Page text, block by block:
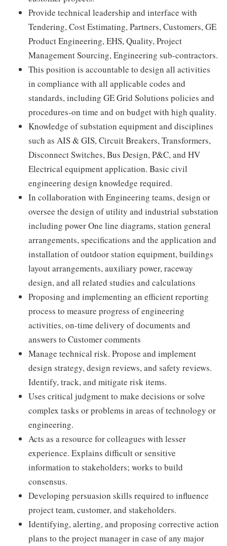
Provide technical leadership and interface with
Tendering, Cost Estimating, Partners, Customers, GE
Product Engineering, EHS, Quality, Project
Management Sourcing, Engineering sub-contractors.
This position is accountable to design all activities
in compliance with all applicable codes and
standards, including GE Grid Solutions policies and
procedures-on time and on budget with high quality.
Knowledge of substation equipment and disciplines
such as AIS & GIS, Circuit Breakers, Transformers,
Disconnect Switches, Bus Design, P&C, and HV
Electrical equipment application. Basic civil
engineering design knowledge required.
In collaboration with Engineering teams, design or
oversee the design of utility and industrial substation
including power One line diagrams, station general
arrangements, specifications and the application and
installation of outdoor station equipment, buildings
layout arrangements, auxiliary power, raceway
design, and all related studies and calculations
Proposing and implementing an efficient reporting
process to measure progress of engineering
activities, on-time delivery of documents and
answers to Customer comments
Manage technical risk. Propose and implement
design strategy, design reviews, and safety reviews.
Identify, track, and mitigate risk items.
Uses critical judgment to make decisions or solve
complex tasks or problems in areas of technology or
engineering.
Acts as a resource for colleagues with lesser
experience. Explains difficult or sensitive
information to stakeholders; works to build
consensus.
Developing persuasion skills required to influence
project team, customer, and stakeholders.
Identifying, alerting, and proposing corrective action
plans to the project manager in case of any major